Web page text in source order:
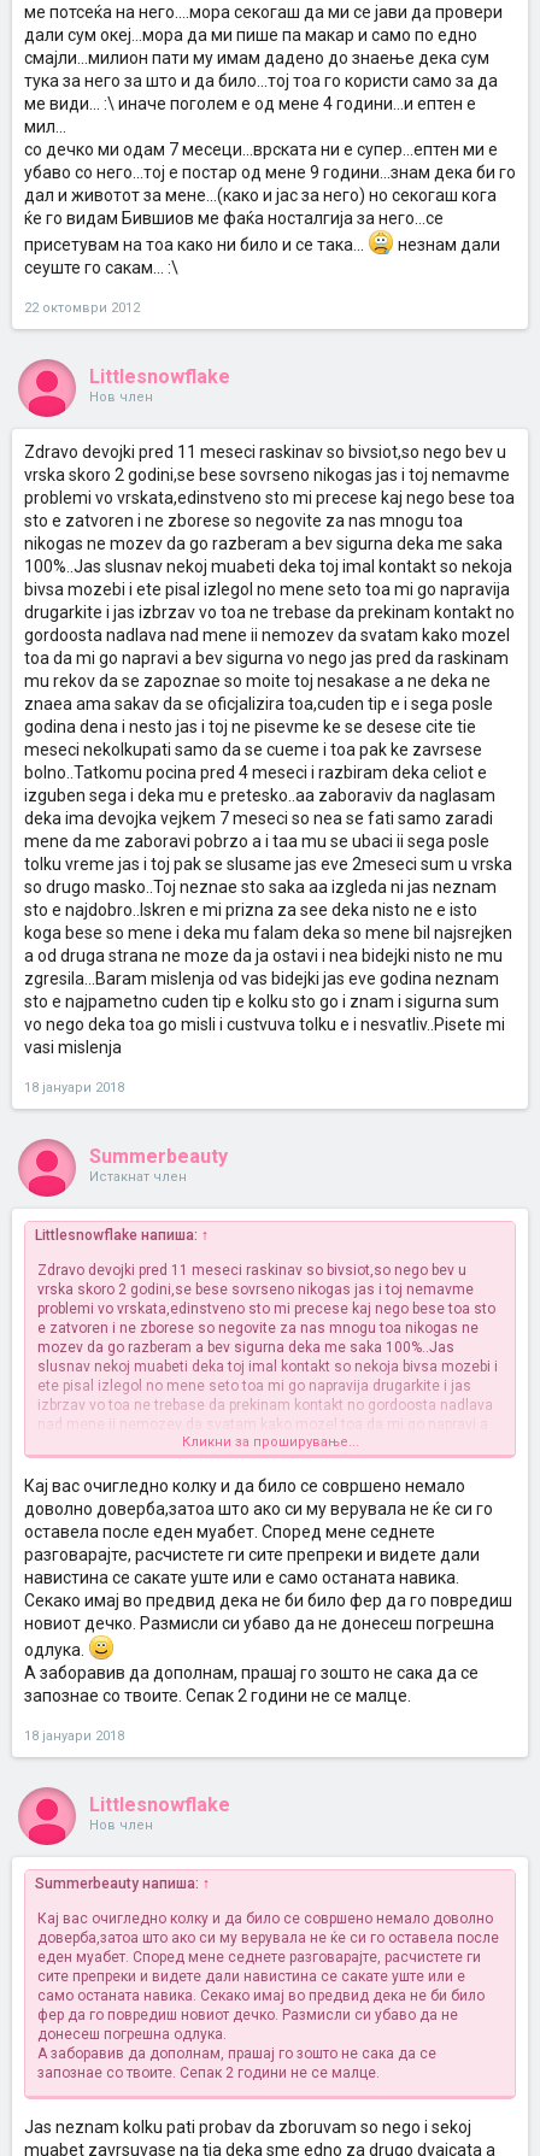
ме потсеќа на него....мора секогаш да ми се јави да провери
дали сум океј...мора да ми пише па макар и само по едно
смајли...милион пати му имам дадено до знаење дека сум
тука за него за што и да било...тој тоа го користи само за да
ме види... :\ иначе поголем е од мене 4 години...и ептен е
мил...
со дечко ми одам 7 месеци...врската ни е супер...ептен ми е
убаво со него...тој е постар од мене 9 години...знам дека би го
дал и животот за мене...(како и јас за него) но секогаш кога
ќе го видам Бившиов ме фаќа носталгија за него...се
присетувам на тоа како ни било и се така...
незнам дали
сеуште го сакам... :\
22 октомври 2012
Littlesnowflake
Нов член
Zdravo devojki pred 11 meseci raskinav so bivsiot,so nego bev u
vrska skoro 2 godini,se bese sovrseno nikogas jas i toj nemavme
problemi vo vrskata,edinstveno sto mi precese kaj nego bese toa
sto e zatvoren i ne zborese so negovite za nas mnogu toa
nikogas ne mozev da go razberam a bev sigurna deka me saka
100%..Jas slusnav nekoj muabeti deka toj imal kontakt so nekoja
bivsa mozebi i ete pisal izlegol no mene seto toa mi go napravija
drugarkite i jas izbrzav vo toa ne trebase da prekinam kontakt no
gordoosta nadlava nad mene ii nemozev da svatam kako mozel
toa da mi go napravi a bev sigurna vo nego jas pred da raskinam
mu rekov da se zapoznae so moite toj nesakase a ne deka ne
znaea ama sakav da se oficjalizira toa,cuden tip e i sega posle
godina dena i nesto jas i toj ne pisevme ke se desese cite tie
meseci nekolkupati samo da se cueme i toa pak ke zavrsese
bolno..Tatkomu pocina pred 4 meseci i razbiram deka celiot e
izguben sega i deka mu e pretesko..aa zaboraviv da naglasam
deka ima devojka vejkem 7 meseci so nea se fati samo zaradi
mene da me zaboravi pobrzo a i taa mu se ubaci ii sega posle
tolku vreme jas i toj pak se slusame jas eve 2meseci sum u vrska
so drugo masko..Toj neznae sto saka aa izgleda ni jas neznam
sto e najdobro..Iskren e mi prizna za see deka nisto ne e isto
koga bese so mene i deka mu falam deka so mene bil najsrejken
a od druga strana ne moze da ja ostavi i nea bidejki nisto ne mu
zgresila...Baram mislenja od vas bidejki jas eve godina neznam
sto e najpametno cuden tip e kolku sto go i znam i sigurna sum
vo nego deka toa go misli i custvuva tolku e i nesvatliv..Pisete mi
vasi mislenja
18 јануари 2018
Summerbeauty
Истакнат член
Littlesnowflake напиша: ↑
Zdravo devojki pred 11 meseci raskinav so bivsiot,so nego bev u
vrska skoro 2 godini,se bese sovrseno nikogas jas i toj nemavme
problemi vo vrskata,edinstveno sto mi precese kaj nego bese toa sto
e zatvoren i ne zborese so negovite za nas mnogu toa nikogas ne
mozev da go razberam a bev sigurna deka me saka 100%..Jas
slusnav nekoj muabeti deka toj imal kontakt so nekoja bivsa mozebi i
ete pisal izlegol no mene seto toa mi go napravija drugarkite i jas
izbrzav vo toa ne trebase da prekinam kontakt no gordoosta nadlava
nad mene ii nemozev da svatam kako mozel toa da mi go napravi a
bev sigurna vo nego jas pred da raskinam mu rekov da se zapoznae
so moite toj nesakase a ne deka ne znaea ama sakav da se
oficjalizira toa,cuden tip e i sega posle godina dena i nesto jas i toj ne
pisevme ke se desese cite tie meseci nekolkupati samo da se
cueme i toa pak ke zavrsese bolno..Tatkomu pocina pred 4 meseci i
razbiram deka celiot e izguben sega i deka mu e pretesko..aa
zaboraviv da naglasam deka ima devojka vejkem 7 meseci so nea se
fati samo zaradi mene da me zaboravi pobrzo a i taa mu se ubaci ii
sega posle tolku vreme jas i toj pak se slusame jas eve 2meseci sum
u vrska so drugo masko..Toj neznae sto saka aa izgleda ni jas
neznam sto e najdobro..Iskren e mi prizna za see deka nisto ne e isto
koga bese so mene i deka mu falam deka so mene bil najsrejken a od
druga strana ne moze da ja ostavi i nea bidejki nisto ne mu
zgresila...Baram mislenja od vas bidejki jas eve godina neznam sto e
deka toa go misli i custvuva tolku e i nesvatliv..Pisete mi vasi
Кликни за проширување...
Кај вас очигледно колку и да било се совршено немало
доволно доверба,затоа што ако си му верувала не ќе си го
оставела после еден муабет. Според мене седнете
разговарајте, расчистете ги сите препреки и видете дали
навистина се сакате уште или е само останата навика.
Секако имај во предвид дека не би било фер да го повредиш
новиот дечко. Размисли си убаво да не донесеш погрешна
одлука.
А заборавив да дополнам, прашај го зошто не сака да се
запознае со твоите. Сепак 2 години не се малце.
18 јануари 2018
Littlesnowflake
Нов член
Summerbeauty напиша: ↑
Кај вас очигледно колку и да било се совршено немало доволно
доверба,затоа што ако си му верувала не ќе си го оставела после
еден муабет. Според мене седнете разговарајте, расчистете ги
сите препреки и видете дали навистина се сакате уште или е
само останата навика. Секако имај во предвид дека не би било
фер да го повредиш новиот дечко. Размисли си убаво да не
донесеш погрешна одлука.
А заборавив да дополнам, прашај го зошто не сака да се
запознае со твоите. Сепак 2 години не се малце.
Jas neznam kolku pati probav da zboruvam so nego i sekoj
muabet zavrsuvase na tia deka sme edno za drugo dvajcata a